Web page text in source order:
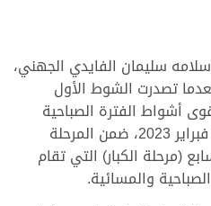
سليمان الفايدي الجهني،
تصدرت الشوط الأول
أشواط الفترة الصباحية
التي أقيمت اليوم الجمعة 17 فبراير 2023، ضمن المرحلة
(مرحلة الكبار) التي تقام
والمسائية.